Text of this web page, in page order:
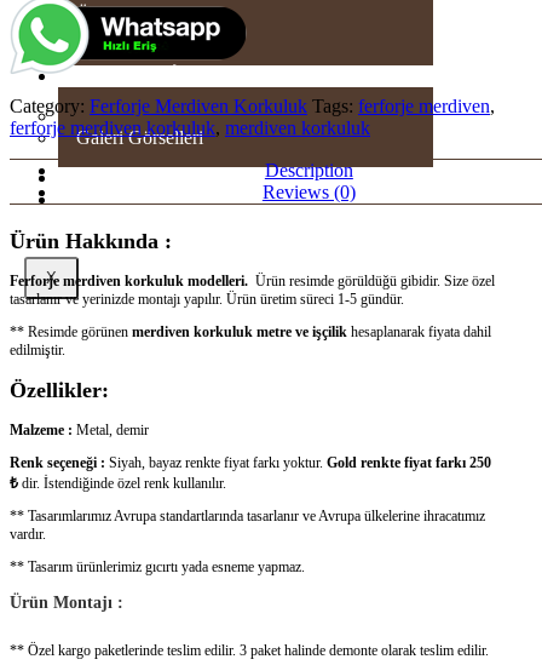
Üretim – Videolar
Üretim – Görseller
Sizden Gelenler
Galeri Görselleri
İLETİŞİM
X
Category: Ferforje Merdiven Korkuluk Tags: ferforje merdiven,
ferforje merdiven korkuluk, merdiven korkuluk
Description
Reviews (0)
Ürün Hakkında :
Ferforje merdiven korkuluk modelleri. Ürün resimde görüldüğü gibidir. Size özel
tasarlanır ve yerinizde montajı yapılır. Ürün üretim süreci 1-5 gündür.
** Resimde görünen merdiven korkuluk metre ve işçilik hesaplanarak fiyata dahil
edilmiştir.
Özellikler:
Malzeme : Metal, demir
Renk seçeneği : Siyah, bayaz renkte fiyat farkı yoktur. Gold renkte fiyat farkı 250
₺ dir. İstendiğinde özel renk kullanılır.
** Tasarımlarımız Avrupa standartlarında tasarlanır ve Avrupa ülkelerine ihracatımız
vardır.
** Tasarım ürünlerimiz gıcırtı yada esneme yapmaz.
Ürün Montajı :
** Özel kargo paketlerinde teslim edilir. 3 paket halinde demonte olarak teslim edilir.